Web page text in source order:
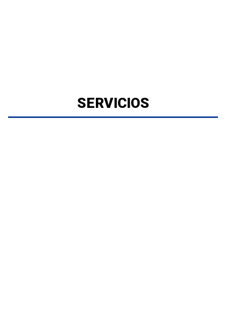
SERVICIOS